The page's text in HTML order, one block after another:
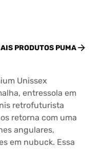
PRODUTOS PUMA
Unissex
entressola em
retrofuturista
retorna com uma
angulares,
em nubuck. Essa